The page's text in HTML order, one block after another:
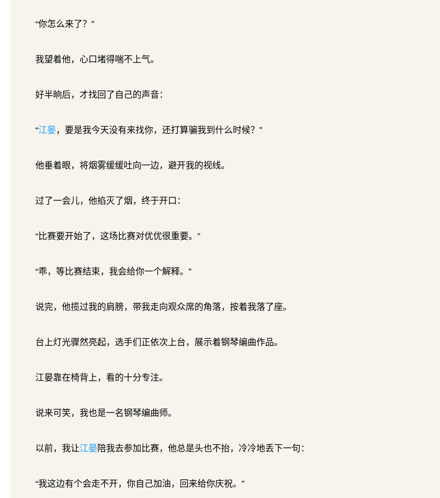
“你怎么来了？”
我望着他，心口堵得喘不上气。
好半晌后，才找回了自己的声音：
“江晏 ，要是我今天没有来找你，还打算骗我到什么时候？”
他垂着眼，将烟雾缓缓吐向一边，避开我的视线。
过了一会儿，他掐灭了烟，终于开口：
“比赛要开始了，这场比赛对优优很重要。”
“乖，等比赛结束，我会给你一个解释。”
说完，他揽过我的肩膀，带我走向观众席的角落，按着我落了座。
台上灯光骤然亮起，选手们正依次上台，展示着钢琴编曲作品。
江晏靠在椅背上，看的十分专注。
说来可笑，我也是一名钢琴编曲师。
以前，我让江晏 陪我去参加比赛，他总是头也不抬，冷冷地丢下一句：
“我这边有个会走不开，你自己加油，回来给你庆祝。”